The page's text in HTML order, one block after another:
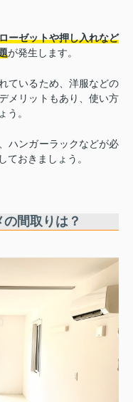
ーゼットや押し入れなど
が発生します。
ているため、洋服などの
メリットもあり、使い方
う。
ハンガーラックなどが必
ておきましょう。
間取りは？